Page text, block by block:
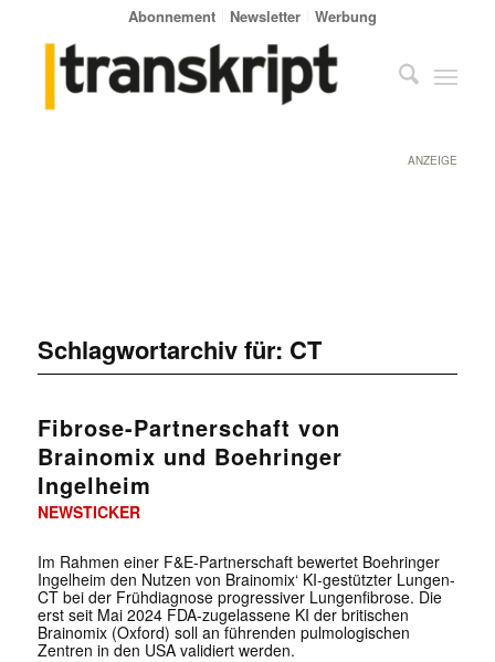
Abonnement Newsletter Werbung
ANZEIGE
Schlagwortarchiv für: CT
Fibrose-Partnerschaft von
Brainomix und Boehringer
Ingelheim
NEWSTICKER
Im Rahmen einer F&E-Partnerschaft bewertet Boehringer
Ingelheim den Nutzen von Brainomix‘ KI-gestützter Lungen-
CT bei der Frühdiagnose progressiver Lungenfibrose. Die
erst seit Mai 2024 FDA-zugelassene KI der britischen
Brainomix (Oxford) soll an führenden pulmologischen
Zentren in den USA validiert werden.